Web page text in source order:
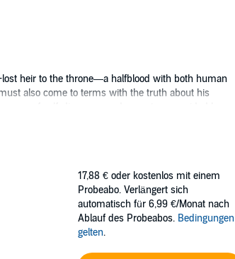
heir to the throne—a halfblood with both human
also come to terms with the truth about his
of self-discovery and acceptance, guided by an
his growing magical abilities to rescue her from
17,88 € oder kostenlos mit einem
Probeabo. Verlängert sich
automatisch für 6,99 €/Monat nach
Ablauf des Probeabos. Bedingungen
gelten.